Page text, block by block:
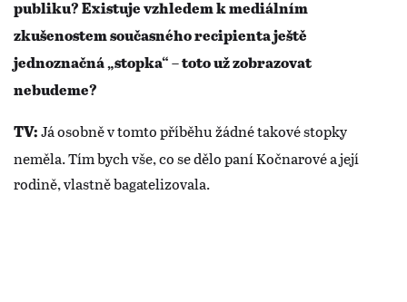
publiku? Existuje vzhledem k mediálním
zkušenostem současného recipienta ještě
jednoznačná „stopka“ – toto už zobrazovat
nebudeme?
TV: Já osobně v tomto příběhu žádné takové stopky
neměla. Tím bych vše, co se dělo paní Kočnarové a její
rodině, vlastně bagatelizovala.